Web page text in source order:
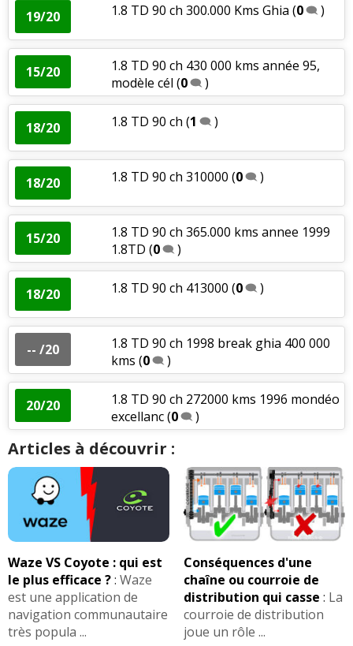
19/20 1.8 TD 90 ch 300.000 Kms Ghia (0 )
15/20
1.8 TD 90 ch 430 000 kms année 95,
modèle cél (0 )
18/20 1.8 TD 90 ch (1 )
18/20 1.8 TD 90 ch 310000 (0 )
15/20
1.8 TD 90 ch 365.000 kms annee 1999
1.8TD (0 )
18/20 1.8 TD 90 ch 413000 (0 )
-- /20
1.8 TD 90 ch 1998 break ghia 400 000
kms (0 )
20/20
1.8 TD 90 ch 272000 kms 1996 mondéo
excellanc(0 )
Articles à découvrir :
Waze VS Coyote : qui est
le plus efficace ?: Waze
est une application de
navigation communautaire
très popula ...
Conséquences d'une
chaîne ou courroie de
distribution qui casse : La
courroie de distribution
joue un rôle ...